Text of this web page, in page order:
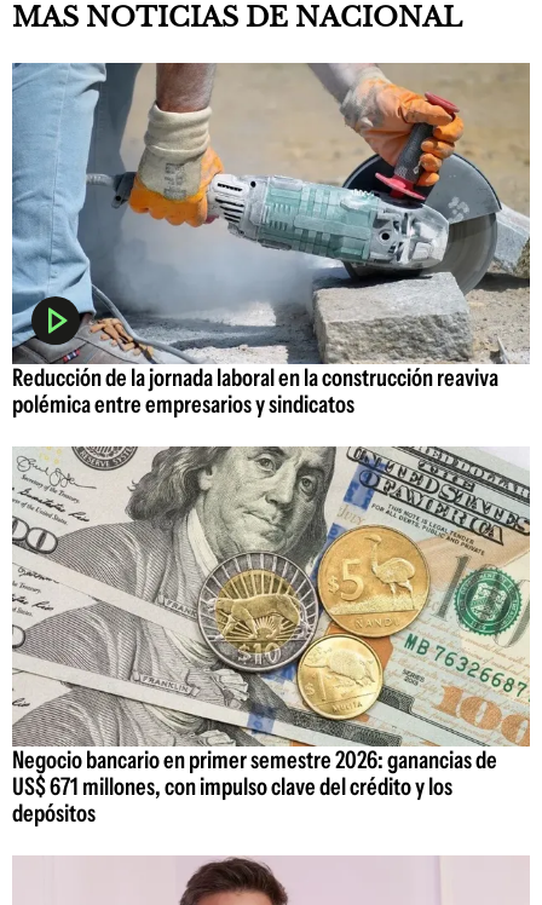
MAS NOTICIAS DE NACIONAL
Reducción de la jornada laboral en la construcción reaviva
polémica entre empresarios y sindicatos
Negocio bancario en primer semestre 2026: ganancias de
US$ 671 millones, con impulso clave del crédito y los
depósitos